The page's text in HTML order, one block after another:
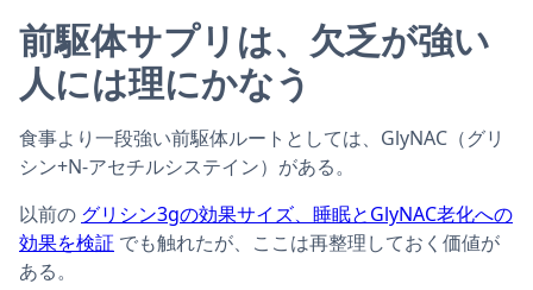
前駆体サプリは、欠乏が強い
人には理にかなう
食事より一段強い前駆体ルートとしては、GlyNAC（グリ
シン+N-アセチルシステイン）がある。
以前の グリシン3gの効果サイズ、睡眠とGlyNAC老化への
効果を検証 でも触れたが、ここは再整理しておく価値が
ある。